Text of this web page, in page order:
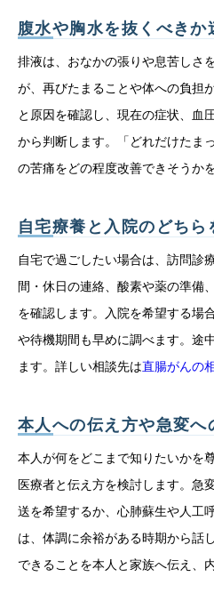
腹水や胸水を抜くべきか
排液は、おなかの張りや息苦しさ
が、再びたまることや体への負担
と原因を確認し、現在の症状、血
から判断します。「どれだけたま
の苦痛をどの程度改善できそうか
自宅療養と入院のどち
自宅で過ごしたい場合は、訪問診
間・休日の連絡、酸素や薬の準備
を確認します。入院を希望する場
や待機期間も早めに調べます。途
ます。詳しい相談先は直腸がんの
本人への伝え方や急変
本人が何をどこまで知りたいかを
医療者と伝え方を検討します。急
送を希望するか、心肺蘇生や人工
は、体調に余裕がある時期から話
できることを本人と家族へ伝え、